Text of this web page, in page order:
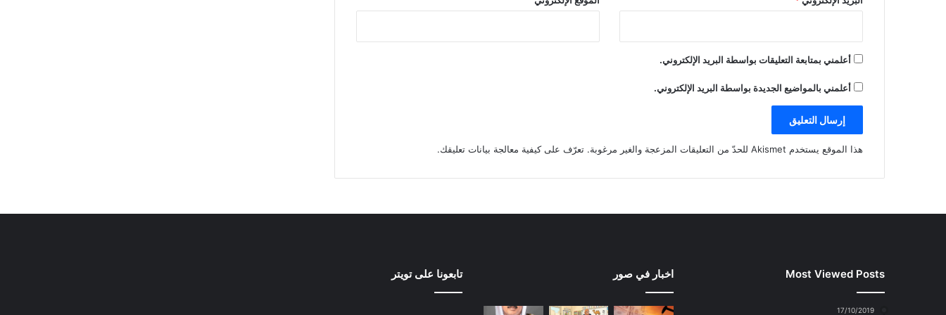
أعلمني بمتابعة التعليقات بواسطة البريد الإلكتروني.
أعلمني بالمواضيع الجديدة بواسطة البريد الإلكتروني.
هذا الموقع يستخدم Akismet للحدّ من التعليقات المزعجة والغير مرغوبة. تعرّف على كيفية معالجة بيانات تعليقك.
Most Viewed Posts
17/10/2019
اخبار في صور تابعونا على تويتر